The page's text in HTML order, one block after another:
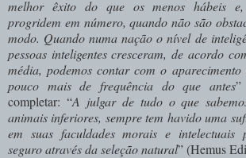
melhor êxito do que os menos hábeis e,
progridem em número, quando não são
modo. Quando numa nação o nível de
pessoas inteligentes cresceram, de acordo
média, podemos contar com o
pouco mais de frequência do que antes
completar: “A julgar de tudo o que
animais inferiores, sempre tem havido uma
em suas faculdades morais e intelectuais
seguro através da seleção natural” (Hemus